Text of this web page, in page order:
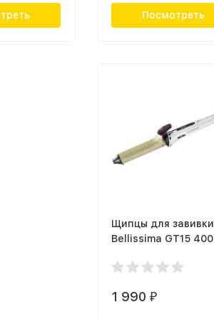
Посмотреть
Щипцы для завивки
Bellissima GT15 400
1 990 ₽